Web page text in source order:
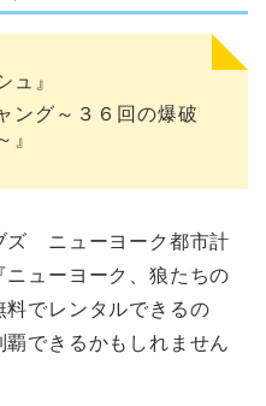
ュ』
ング～３６回の爆破
』
ズ ニューヨーク都市計
ューヨーク、狼たちの
料でレンタルできるの
できるかもしれません